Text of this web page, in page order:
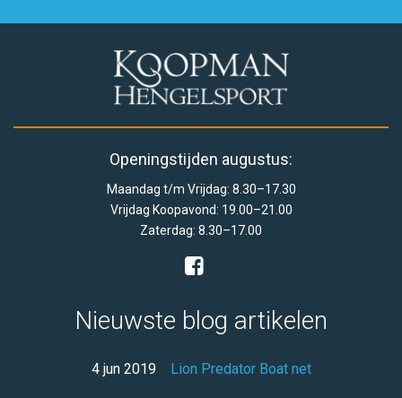
Openingstijden augustus:
Maandag t/m Vrijdag: 8.30–17.30
Vrijdag Koopavond: 19.00–21.00
Zaterdag: 8.30–17.00
Nieuwste blog artikelen
4 jun 2019 Lion Predator Boat net